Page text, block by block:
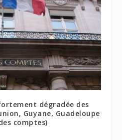
dégradée des
Guyane, Guadeloupe
comptes)